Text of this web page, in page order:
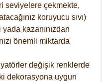
seviyelere çekmekte,
koruyucu sıvı)
kazanınızdan
önemli miktarda
değişik renklerde
dekorasyona uygun